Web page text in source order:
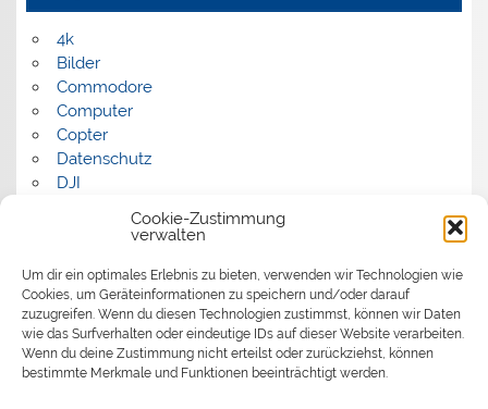
Cookie-Zustimmung
verwalten
Um dir ein optimales Erlebnis zu bieten, verwenden wir Technologien wie
Cookies, um Geräteinformationen zu speichern und/oder darauf
zuzugreifen. Wenn du diesen Technologien zustimmst, können wir Daten
wie das Surfverhalten oder eindeutige IDs auf dieser Website verarbeiten.
Wenn du deine Zustimmung nicht erteilst oder zurückziehst, können
bestimmte Merkmale und Funktionen beeinträchtigt werden.
4k
Bilder
Commodore
Computer
Copter
Datenschutz
DJI
Panorama
Politik
Retrocomputer
Uncategorized
Video